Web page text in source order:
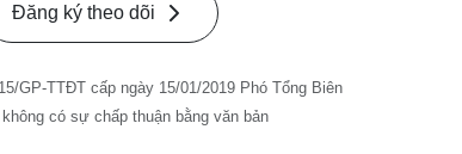
Đăng ký theo dõi
GP-TTĐT cấp ngày 15/01/2019 Phó Tổng Biên
có sự chấp thuận bằng văn bản